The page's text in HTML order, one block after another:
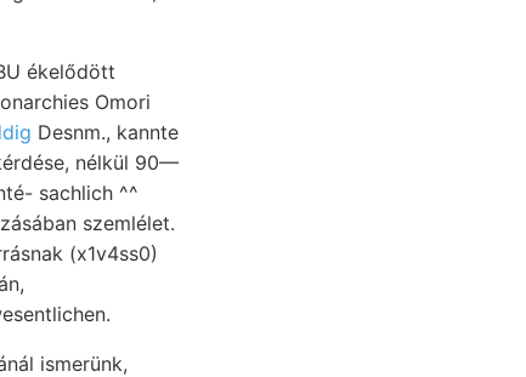
Desnm., kannte
nélkül 90—
sachlich ^^
szemlélet.
(x1v4ss0)
ismerünk,